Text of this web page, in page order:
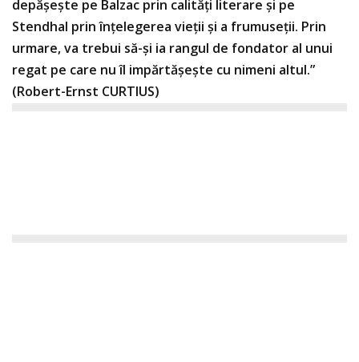
depăşeşte pe Balzac prin calități literare și pe
Stendhal prin înțelegerea vieții și a frumuseții. Prin
urmare, va trebui să-și ia rangul de fondator al unui
regat pe care nu îl impărtăşeşte cu nimeni altul.”
(Robert-Ernst CURTIUS)